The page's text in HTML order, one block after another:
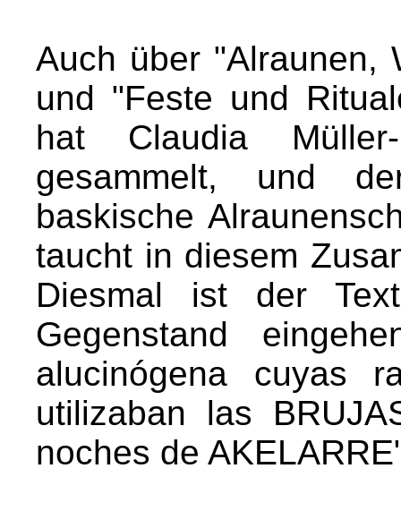
Auch über "Alraunen,
und "Feste und
hat Claudia
gesammelt, und
baskische
taucht in diesem
Diesmal ist der
Gegenstand
alucinógena cuyas
utilizaban las
noches de